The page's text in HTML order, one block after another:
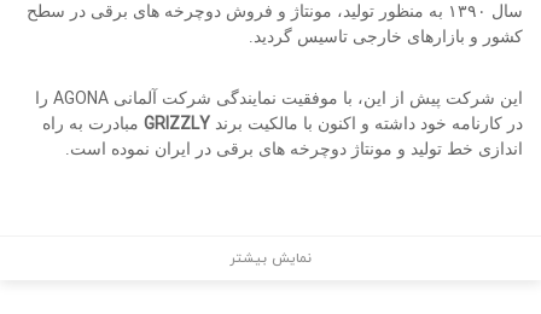
سال ۱۳۹۰ به منظور تولید، مونتاژ و فروش دوچرخه های برقی در سطح
کشور و بازارهای خارجی تاسیس گردید.
این شرکت پیش از این، با موفقیت نمایندگی شرکت آلمانی AGONA را
در کارنامه خود داشته و اکنون با مالکیت برند GRIZZLY مبادرت به راه
اندازی خط تولید و مونتاژ دوچرخه های برقی در ایران نموده است.
نمایش بیشتر